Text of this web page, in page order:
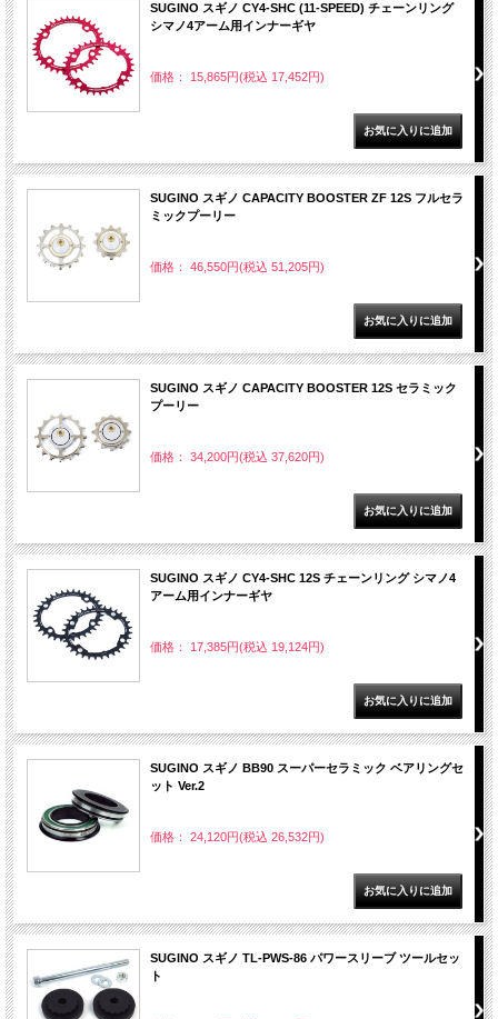
SUGINO スギノ CY4-SHC (11-SPEED) チェーンリング
シマノ4アーム用インナーギヤ
価格： 15,865円(税込 17,452円)
SUGINO スギノ CAPACITY BOOSTER ZF 12S フルセラ
ミックプーリー
価格： 46,550円(税込 51,205円)
SUGINO スギノ CAPACITY BOOSTER 12S セラミック
プーリー
価格： 34,200円(税込 37,620円)
SUGINO スギノ CY4-SHC 12S チェーンリング シマノ4
アーム用インナーギヤ
価格： 17,385円(税込 19,124円)
SUGINO スギノ BB90 スーパーセラミック ベアリングセ
ット Ver.2
価格： 24,120円(税込 26,532円)
SUGINO スギノ TL-PWS-86 パワースリーブ ツールセッ
ト